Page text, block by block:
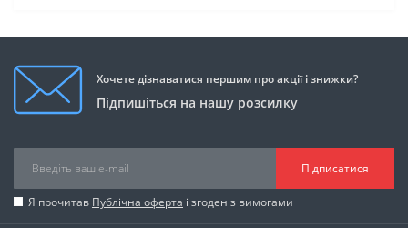
Хочете дізнаватися першим про акції і знижки?
Підпишіться на нашу розсилку
Підписатися
Я прочитав Публічна оферта і згоден з вимогами